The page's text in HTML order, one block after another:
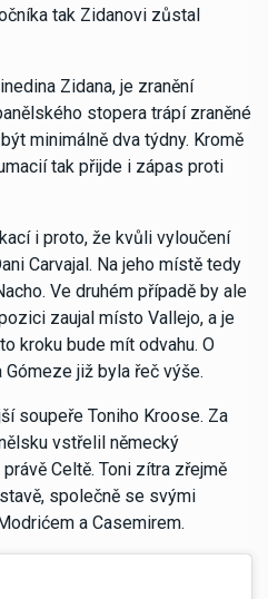
tak Zidanovi zůstal
Zidana, je zranění
stopera trápí zraněné
minimálně dva týdny. Kromě
tak přijde i zápas proti
i proto, že kvůli vyloučení
Carvajal. Na jeho místě tedy
Ve druhém případě by ale
zaujal místo Vallejo, a je
kroku bude mít odvahu. O
již byla řeč výše.
soupeře Toniho Kroose. Za
vstřelil německý
Celtě. Toni zítra zřejmě
společně se svými
a Casemirem.